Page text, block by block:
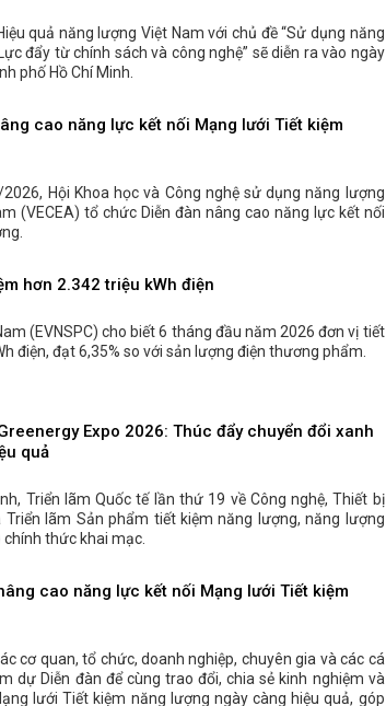
quả năng lượng Việt Nam với chủ đề “Sử dụng năng
đẩy từ chính sách và công nghệ” sẽ diễn ra vào ngày
phố Hồ Chí Minh.
cao năng lực kết nối Mạng lưới Tiết kiệm
Hội Khoa học và Công nghệ sử dụng năng lượng
(VECEA) tổ chức Diễn đàn nâng cao năng lực kết nối
hơn 2.342 triệu kWh điện
(EVNSPC) cho biết 6 tháng đầu năm 2026 đơn vị tiết
điện, đạt 6,35% so với sản lượng điện thương phẩm.
Expo 2026: Thúc đẩy chuyển đổi xanh
quả
Triển lãm Quốc tế lần thứ 19 về Công nghệ, Thiết bị
Triển lãm Sản phẩm tiết kiệm năng lượng, năng lượng
thức khai mạc.
cao năng lực kết nối Mạng lưới Tiết kiệm
cơ quan, tổ chức, doanh nghiệp, chuyên gia và các cá
dự Diễn đàn để cùng trao đổi, chia sẻ kinh nghiệm và
lưới Tiết kiệm năng lượng ngày càng hiệu quả, góp